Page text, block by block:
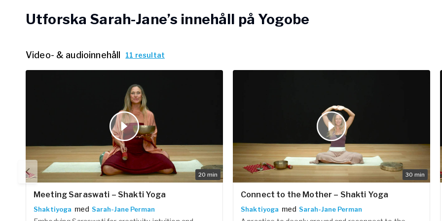
Pausa Smart
Hitta mening i dina
Och elda upp allt som du
Gör bränsle av skammen.
Låt din dans vara vild
Och ditt hjärta otämjt.
Var cyklisk
Inte förnuftig.
Initiera dig själv.
- Aisha Wolfe
Utforska Sarah-Jane’s innehåll på Yogobe
Video- & audioinnehåll 11 resultat
20 min
Meeting Saraswati – Shakti Yoga
Shaktiyoga med Sarah-Jane Perman
30 min
Connect to the Mother – Shakti Yoga
Shaktiyoga med Sarah-Jane Perman